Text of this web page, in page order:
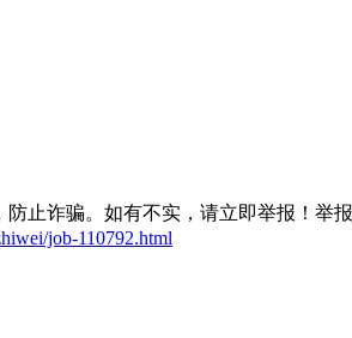
止诈骗。如有不实，请立即举报！举
job-110792.html